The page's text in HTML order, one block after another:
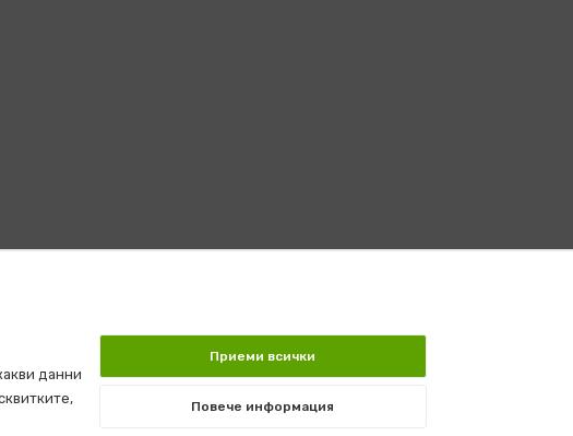
данни
Приеми всички
Повече информация